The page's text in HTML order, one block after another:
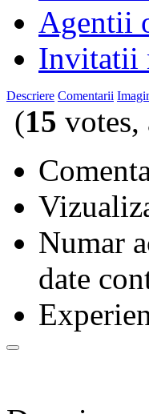
Agentii
Invitatii
Descriere Comentarii
(15 votes,
Numar
date